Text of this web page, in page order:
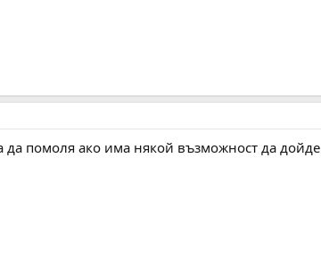
да помоля ако има някой възможност да